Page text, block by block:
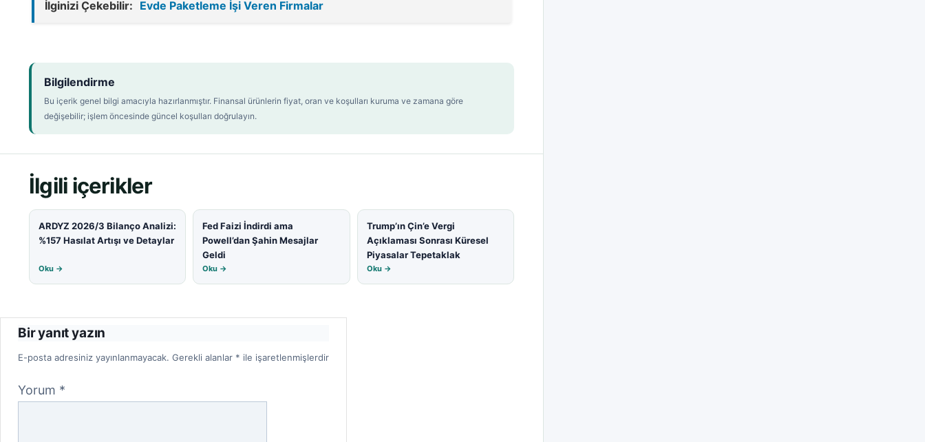
İlginizi Çekebilir: Evde Paketleme İşi Veren Firmalar
Bilgilendirme
Bu içerik genel bilgi amacıyla hazırlanmıştır. Finansal ürünlerin fiyat, oran ve koşulları kuruma ve zamana göre
değişebilir; işlem öncesinde güncel koşulları doğrulayın.
İlgili içerikler
ARDYZ 2026/3 Bilanço Analizi:
%157 Hasılat Artışı ve Detaylar
Oku →
Fed Faizi İndirdi ama
Powell’dan Şahin Mesajlar
Geldi
Oku →
Trump’ın Çin’e Vergi
Açıklaması Sonrası Küresel
Piyasalar Tepetaklak
Oku →
Bir yanıt yazın
E-posta adresiniz yayınlanmayacak. Gerekli alanlar * ile işaretlenmişlerdir
Yorum *